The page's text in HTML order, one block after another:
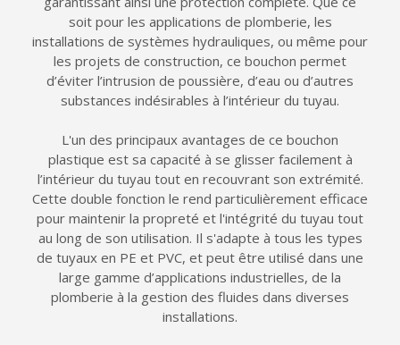
soit pour les applications de plomberie, les
installations de systèmes hydrauliques, ou même pour
les projets de construction, ce bouchon permet
d’éviter l’intrusion de poussière, d’eau ou d’autres
substances indésirables à l’intérieur du tuyau.
L'un des principaux avantages de ce bouchon
plastique est sa capacité à se glisser facilement à
l’intérieur du tuyau tout en recouvrant son extrémité.
Cette double fonction le rend particulièrement efficace
pour maintenir la propreté et l'intégrité du tuyau tout
au long de son utilisation. Il s'adapte à tous les types
de tuyaux en PE et PVC, et peut être utilisé dans une
large gamme d’applications industrielles, de la
plomberie à la gestion des fluides dans diverses
installations.